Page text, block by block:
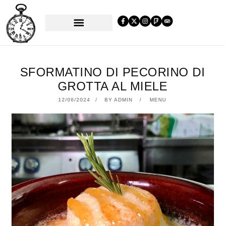
SFORMATINO DI PECORINO DI
GROTTA AL MIELE
12/06/2024 23/10/2024
BY ADMIN MENU